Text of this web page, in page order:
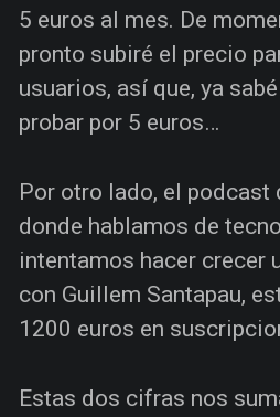
5 euros al mes. De
pronto subiré el precio
usuarios, así que, ya
probar por 5 euros…
Por otro lado, el podcast
donde hablamos de
intentamos hacer crecer
con Guillem Santapau,
1200 euros en
Estas dos cifras nos